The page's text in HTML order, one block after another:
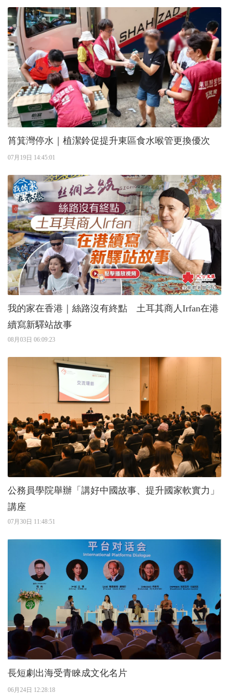
筲箕灣停水｜植潔鈴促提升東區食水喉管更換優次
07月19日 14:45:01
我的家在香港｜絲路沒有終點 土耳其商人Irfan在港
續寫新驛站故事
08月03日 06:09:23
公務員學院舉辦「講好中國故事、提升國家軟實力」
講座
07月30日 11:48:51
長短劇出海受青睞成文化名片
06月24日 12:28:18